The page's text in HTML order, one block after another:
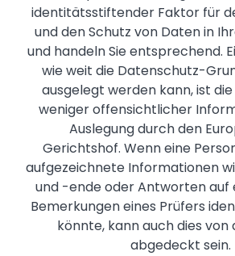
identitätsstiftender Faktor für
und den Schutz von Daten in
und handeln Sie entsprechend.
wie weit die Datenschutz-
ausgelegt werden kann, ist
weniger offensichtlicher
Auslegung durch den
Gerichtshof. Wenn eine
aufgezeichnete Informationen
und -ende oder Antworten auf
Bemerkungen eines Prüfers
könnte, kann auch dies von
abgedeckt sein.